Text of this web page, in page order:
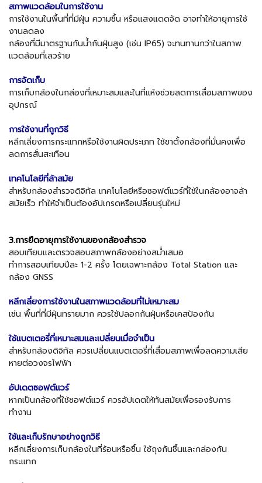
สภาพแวดล้อมในการใช้งาน
การใช้งานในพื้นที่ที่มีฝุ่น ความชื้น หรือแสงแดดจัด อาจทำให้อายุการใช้
งานลดลง
กล้องที่มีมาตรฐานกันน้ำกันฝุ่นสูง (เช่น IP65) จะทนทานกว่าในสภาพ
แวดล้อมที่เลวร้าย
การจัดเก็บ
การเก็บกล้องในกล่องที่เหมาะสมและในที่แห้งช่วยลดการเสื่อมสภาพของ
อุปกรณ์
การใช้งานที่ถูกวิธี
หลีกเลี่ยงการกระแทกหรือใช้งานผิดประเภท ใช้ขาตั้งกล้องที่มั่นคงเพื่อ
ลดการสั่นสะเทือน
เทคโนโลยีที่ล้าสมัย
สำหรับกล้องสำรวจดิจิทัล เทคโนโลยีหรือซอฟต์แวร์ที่ใช้ในกล้องอาจล้า
สมัยเร็ว ทำให้จำเป็นต้องอัปเกรดหรือเปลี่ยนรุ่นใหม่
3.การยืดอายุการใช้งานของกล้องสำรวจ
สอบเทียบและตรวจสอบสภาพกล้องอย่างสม่ำเสมอ
ทำการสอบเทียบปีละ 1-2 ครั้ง โดยเฉพาะกล้อง Total Station และ
กล้อง GNSS
หลีกเลี่ยงการใช้งานในสภาพแวดล้อมที่ไม่เหมาะสม
เช่น พื้นที่ที่มีฝุ่นทรายมาก ควรใช้ปลอกกันฝุ่นหรือเคสป้องกัน
ใช้แบตเตอรี่ที่เหมาะสมและเปลี่ยนเมื่อจำเป็น
สำหรับกล้องดิจิทัล ควรเปลี่ยนแบตเตอรี่ที่เสื่อมสภาพเพื่อลดความเสีย
หายต่อวงจรไฟฟ้า
อัปเดตซอฟต์แวร์
หากเป็นกล้องที่ใช้ซอฟต์แวร์ ควรอัปเดตให้ทันสมัยเพื่อรองรับการ
ทำงาน
ใช้และเก็บรักษาอย่างถูกวิธี
หลีกเลี่ยงการเก็บกล้องในที่ร้อนหรือชื้น ใช้ถุงกันชื้นและกล่องกัน
กระแทก